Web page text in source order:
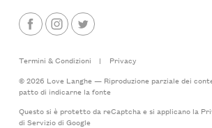
Termini & Condizioni |
Privacy
© 2026 Love Langhe — Riproduzione parziale dei
patto di indicarne la fonte
Questo si è protetto da reCaptcha e si applicano la
di Serviziodi Google